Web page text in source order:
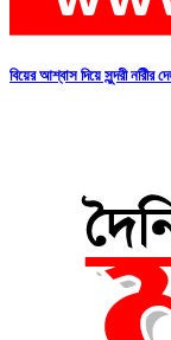
বিয়ের আশ্বাস দিয়ে সুন্দরী